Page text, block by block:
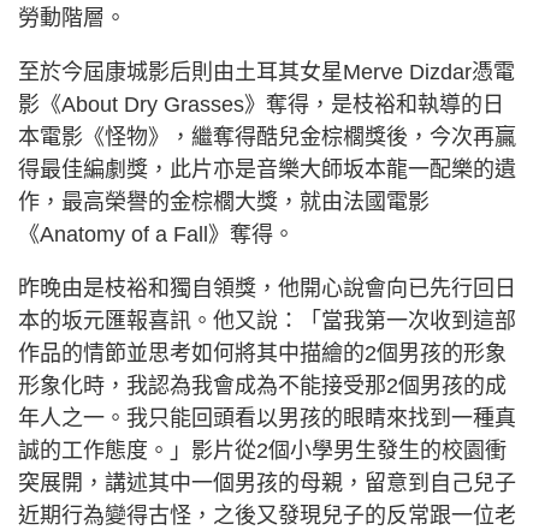
勞動階層。
至於今屆康城影后則由土耳其女星Merve Dizdar憑電
影《About Dry Grasses》奪得，是枝裕和執導的日
本電影《怪物》，繼奪得酷兒金棕櫚獎後，今次再贏
得最佳編劇獎，此片亦是音樂大師坂本龍一配樂的遺
作，最高榮譽的金棕櫚大獎，就由法國電影
《Anatomy of a Fall》奪得。
昨晚由是枝裕和獨自領獎，他開心說會向已先行回日
本的坂元匯報喜訊。他又說：「當我第一次收到這部
作品的情節並思考如何將其中描繪的2個男孩的形象
形象化時，我認為我會成為不能接受那2個男孩的成
年人之一。我只能回頭看以男孩的眼睛來找到一種真
誠的工作態度。」影片從2個小學男生發生的校園衝
突展開，講述其中一個男孩的母親，留意到自己兒子
近期行為變得古怪，之後又發現兒子的反常跟一位老